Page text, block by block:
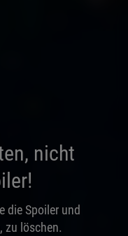
nicht
die Spoiler und
zu löschen.